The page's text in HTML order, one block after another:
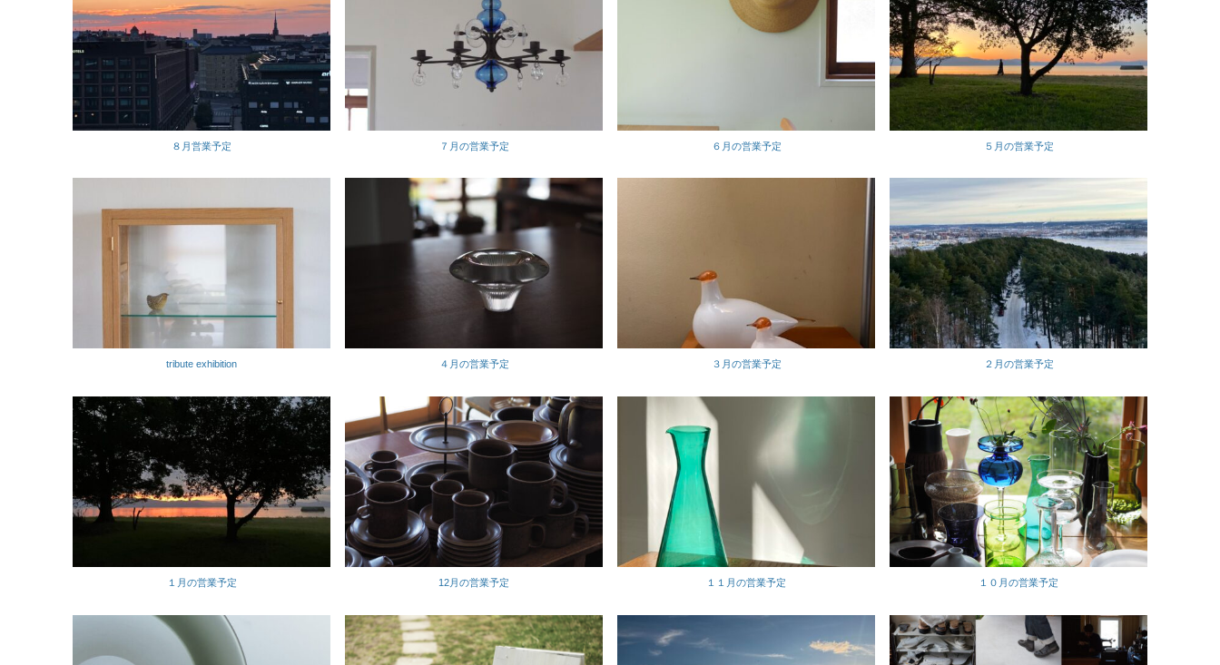
８月営業予定 ７月の営業予定 ６月の営業予定 ５月の営業予定
tribute exhibition ４月の営業予定 ３月の営業予定 ２月の営業予定
１月の営業予定 12月の営業予定 １１月の営業予定 １０月の営業予定